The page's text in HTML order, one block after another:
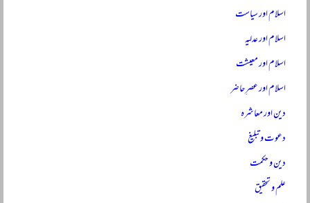
اسلام اور سیاست
اسلام اور عدلیہ
اسلام اور معیشت
اسلام اور عصرِ حاضر
دین اور معاشرہ
دعوت و تبلیغ
دین و حکمت
علم و تحقیق